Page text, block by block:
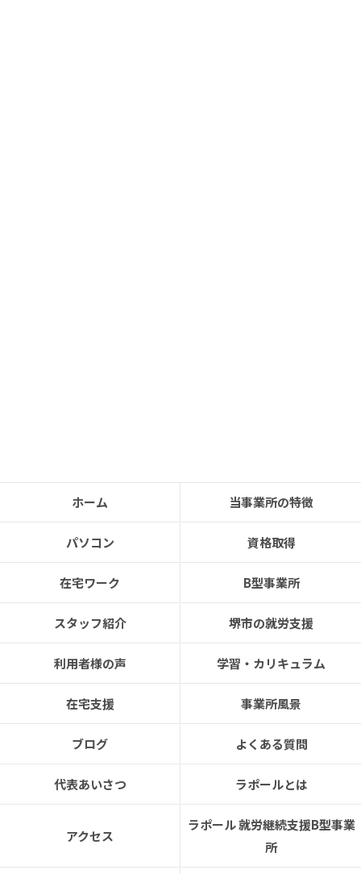
ホーム 当事業所の特徴
パソコン 資格取得
在宅ワーク B型事業所
スタッフ紹介 堺市の就労支援
利用者様の声 学習・カリキュラム
在宅支援 事業所風景
ブログ よくある質問
代表あいさつ ラポールとは
アクセス
ラポール 就労継続支援B型事業
所